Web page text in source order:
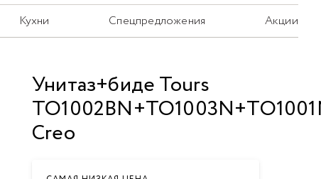
Кухни Спецпредложения Акции
Унитаз+биде Tours
Creo